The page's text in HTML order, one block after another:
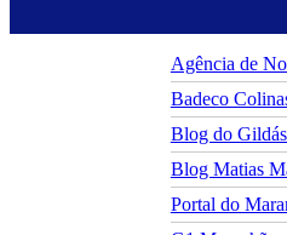
Agência de
Badeco
Blog do
Blog Matias
Portal do